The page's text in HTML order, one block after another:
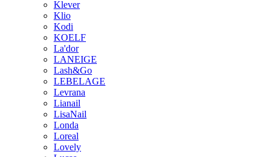
Klever
Klio
Kodi
KOELF
La'dor
LANEIGE
Lash&Go
LEBELAGE
Levrana
Lianail
LisaNail
Londa
Loreal
Lovely